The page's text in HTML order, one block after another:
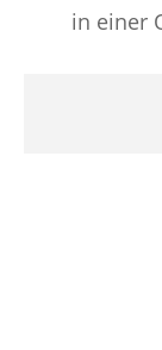
in einer